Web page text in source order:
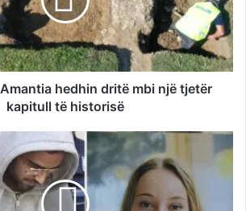
hedhin dritë mbi një tjetër
kapitull të historisë